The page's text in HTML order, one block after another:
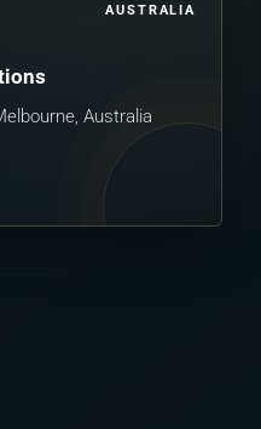
AUSTRALIA
Australia